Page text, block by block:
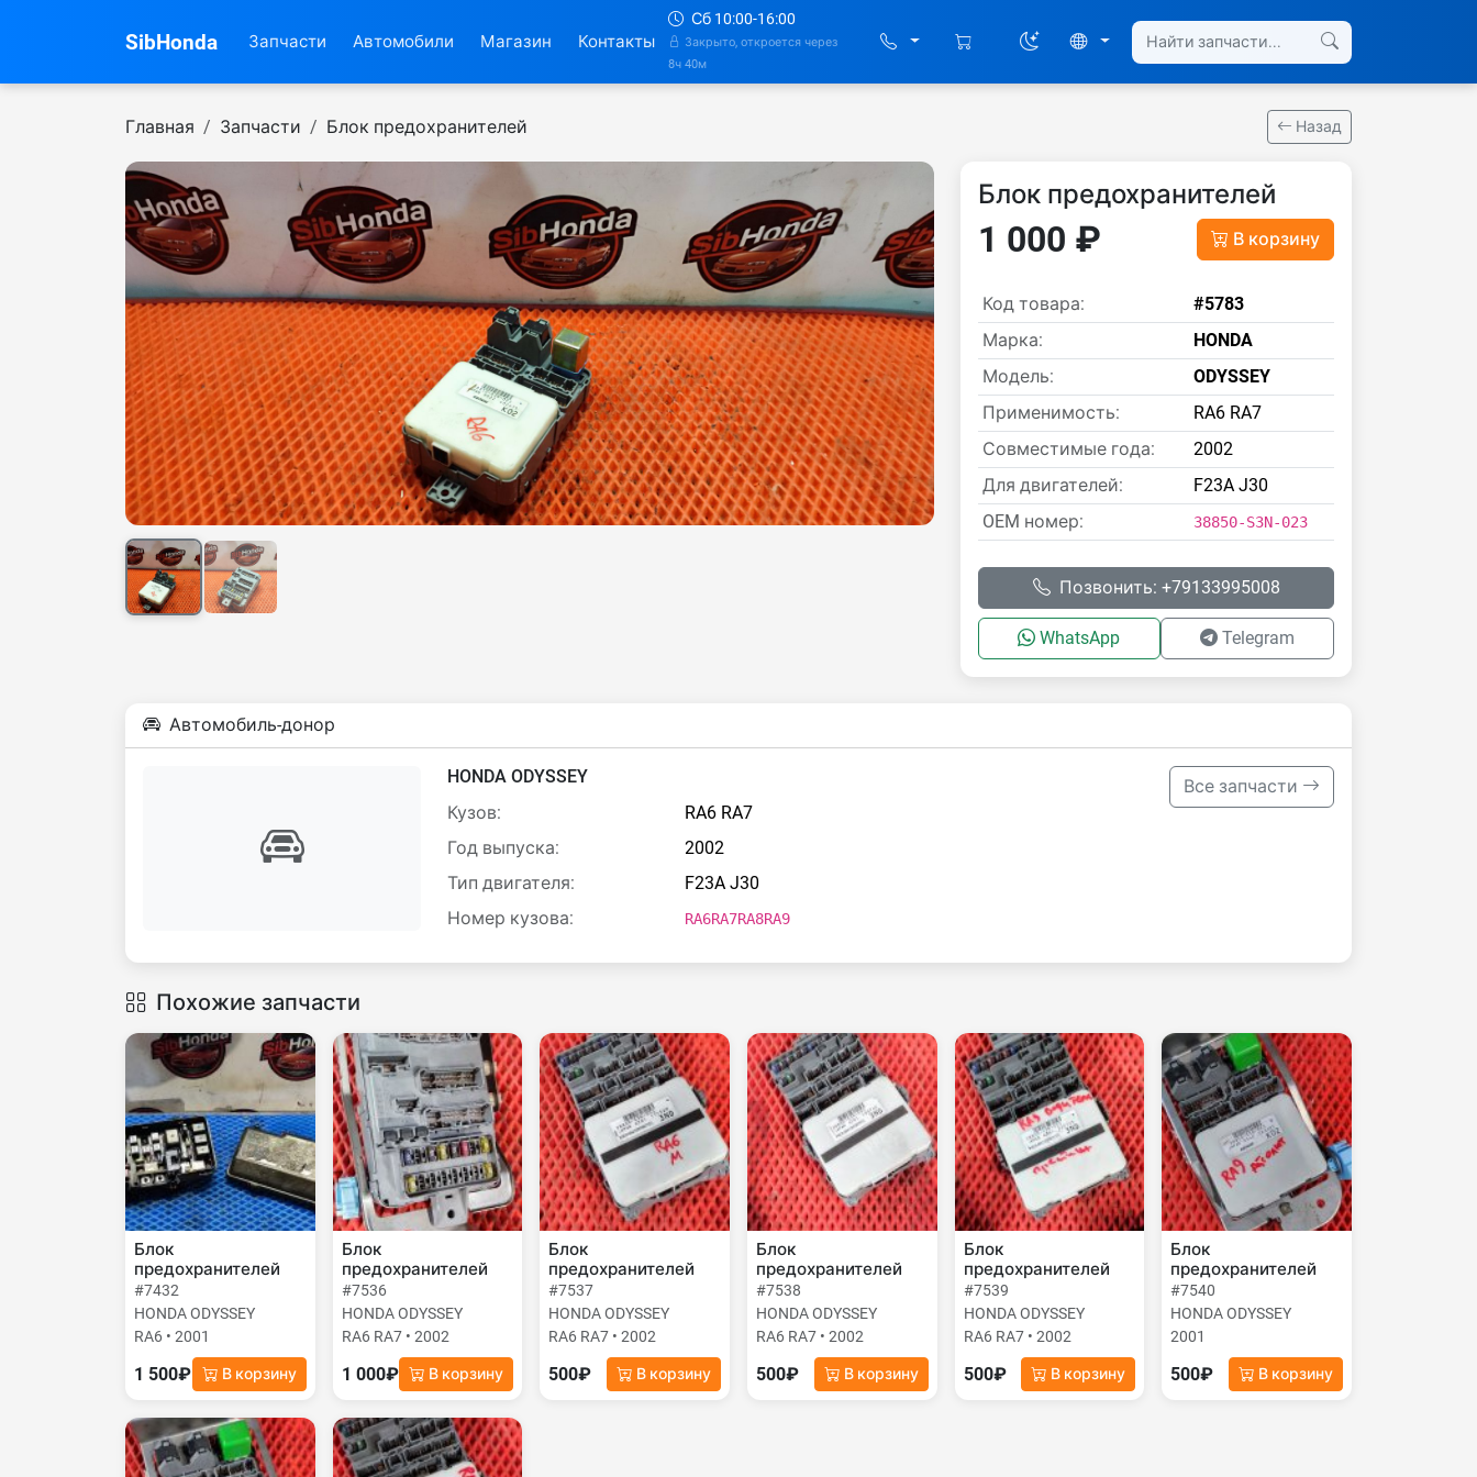
SibHonda Запчасти Автомобили Магазин Контакты
Сб 10:00-16:00
Закрыто, откроется через
8ч 40м
Главная Запчасти Блок предохранителей Назад
Блок предохранителей
1 000 ₽ В корзину
Код товара:
#5783
Марка:
HONDA
Модель:
ODYSSEY
Применимость:
RA6 RA7
Совместимые года:
2002
Для двигателей:
F23A J30
OEM номер:
38850-S3N-023
Позвонить: +79133995008
WhatsApp Telegram
Автомобиль-донор
HONDA ODYSSEY
Кузов:
RA6 RA7
Год выпуска:
2002
Тип двигателя:
F23A J30
Номер кузова:
RA6RA7RA8RA9
Все запчасти
Похожие запчасти
Блок
предохранителей
#7432
HONDA ODYSSEY
RA6 • 2001
1 500₽ В корзину
Блок
предохранителей
#7536
HONDA ODYSSEY
RA6 RA7 • 2002
1 000₽ В корзину
Блок
предохранителей
#7537
HONDA ODYSSEY
RA6 RA7 • 2002
500₽ В корзину
Блок
предохранителей
#7538
HONDA ODYSSEY
RA6 RA7 • 2002
500₽ В корзину
Блок
предохранителей
#7539
HONDA ODYSSEY
RA6 RA7 • 2002
500₽ В корзину
Блок
предохранителей
#7540
HONDA ODYSSEY
2001
500₽ В корзину